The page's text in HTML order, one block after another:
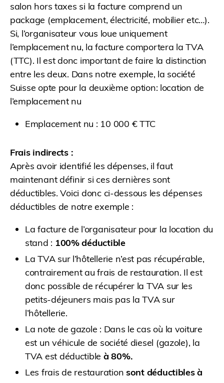
salon hors taxes si la facture comprend un
package (emplacement, électricité, mobilier etc…).
Si, l’organisateur vous loue uniquement
l’emplacement nu, la facture comportera la TVA
(TTC). Il est donc important de faire la distinction
entre les deux. Dans notre exemple, la société
Suisse opte pour la deuxième option: location de
l’emplacement nu
Emplacement nu : 10 000 € TTC
Frais indirects :
Après avoir identifié les dépenses, il faut
maintenant définir si ces dernières sont
déductibles. Voici donc ci-dessous les dépenses
déductibles de notre exemple :
La facture de l’organisateur pour la location du
stand : 100% déductible
La TVA sur l’hôtellerie n’est pas récupérable,
contrairement au frais de restauration. Il est
donc possible de récupérer la TVA sur les
petits-déjeuners mais pas la TVA sur
l’hôtellerie.
La note de gazole : Dans le cas où la voiture
est un véhicule de société diesel (gazole), la
TVA est déductible à 80%.
Les frais de restauration sont déductibles à